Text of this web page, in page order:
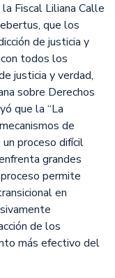
Fiscal Liliana Calle
que los
de justicia y
todos los
justicia y verdad,
sobre Derechos
que la “La
de
proceso difícil
grandes
permite
en
de los
más efectivo del